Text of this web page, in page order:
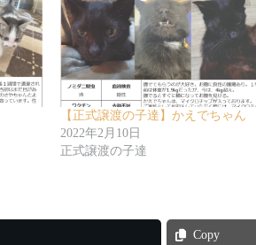
【正式譲渡の子達】かえでちゃん
2022年2月10日
正式譲渡の子達
Copy